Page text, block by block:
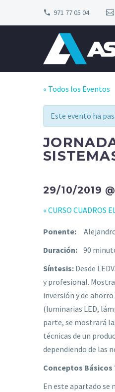
971 77 05 04
« Todos los Eventos
Este evento ha
29/10/2019
« CURSO CUADROS
Ponente: Alejandro
Duración: 90
Síntesis: Desde
y profesional.
inversión y de
(luminarias LED,
parte, se mostrará
técnicas de un
dependiendo de las
Conceptos Básicos
En este apartado se